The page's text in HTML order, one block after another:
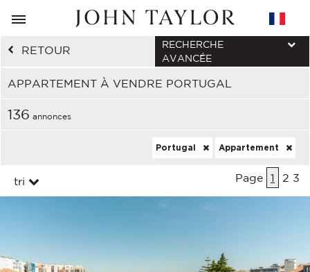
RETOUR
APPARTEMENT À VENDRE PORTUGAL
RECHERCHE
AVANCÉE
136 annonces
Portugal Appartement
tri Page 1 2 3